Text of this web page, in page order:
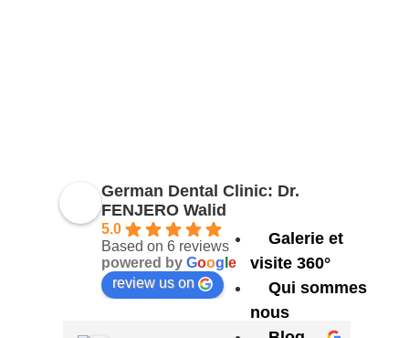
Galerie et
visite 360°
Qui sommes
nous
German Dental Clinic: Dr.
FENJERO Walid
5.0
Based on 6 reviews
powered by Goog e
review us on